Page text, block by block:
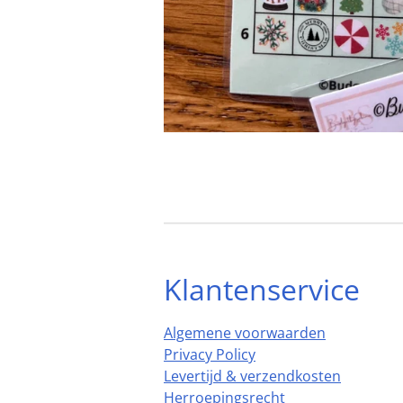
Klantenservice
Algemene voorwaarden
Privacy Policy
Levertijd & verzendkosten
Herroepingsrecht